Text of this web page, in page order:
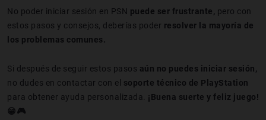
No poder iniciar sesión en PSN puede ser frustrante,
pero con
estos pasos y consejos, deberías poder resolver la mayoría de
los problemas comunes.
Si después de seguir estos pasos aún no puedes iniciar sesión,
no dudes en contactar con el soporte técnico de PlayStation
para obtener ayuda personalizada. ¡Buena suerte y feliz juego!
😁🎮